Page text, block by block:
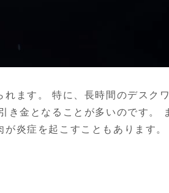
ます。 特に、長時間のデスク
金となることが多いのです。
炎症を起こすこともあります。